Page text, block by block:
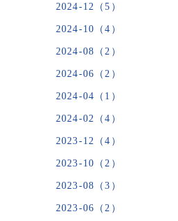
2024-12（5）
2024-10（4）
2024-08（2）
2024-06（2）
2024-04（1）
2024-02（4）
2023-12（4）
2023-10（2）
2023-08（3）
2023-06（2）